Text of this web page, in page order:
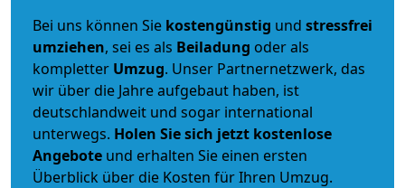
Bei uns können Sie kostengünstig und stressfrei
umziehen, sei es als Beiladung oder als
kompletter Umzug. Unser Partnernetzwerk, das
wir über die Jahre aufgebaut haben, ist
deutschlandweit und sogar international
unterwegs. Holen Sie sich jetzt kostenlose
Angebote und erhalten Sie einen ersten
Überblick über die Kosten für Ihren Umzug.